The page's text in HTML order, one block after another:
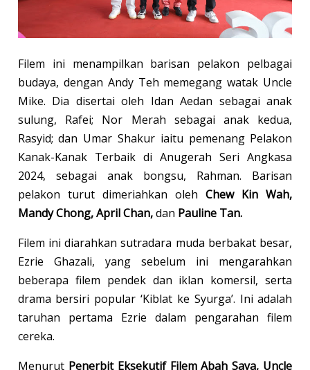
Filem ini menampilkan barisan pelakon pelbagai
budaya, dengan Andy Teh memegang watak Uncle
Mike. Dia disertai oleh Idan Aedan sebagai anak
sulung, Rafei; Nor Merah sebagai anak kedua,
Rasyid; dan Umar Shakur iaitu pemenang Pelakon
Kanak-Kanak Terbaik di Anugerah Seri Angkasa
2024, sebagai anak bongsu, Rahman. Barisan
pelakon turut dimeriahkan olehChew Kin Wah,
Mandy Chong, April Chan,dan Pauline Tan.
Filem ini diarahkan sutradara muda berbakat besar,
Ezrie Ghazali, yang sebelum ini mengarahkan
beberapa filem pendek dan iklan komersil, serta
drama bersiri popular ‘Kiblat ke Syurga’. Ini adalah
taruhan pertama Ezrie dalam pengarahan filem
cereka.
Menurut Penerbit Eksekutif Filem Abah Saya, Uncle